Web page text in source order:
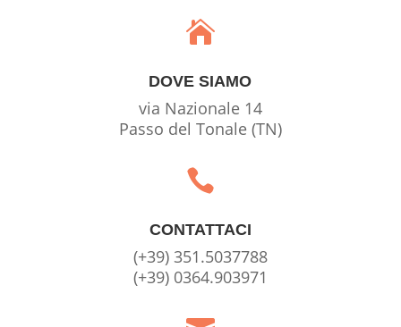

DOVE SIAMO
via Nazionale 14
Passo del Tonale (TN)

CONTATTACI
(+39) 351.5037788
(+39) 0364.903971